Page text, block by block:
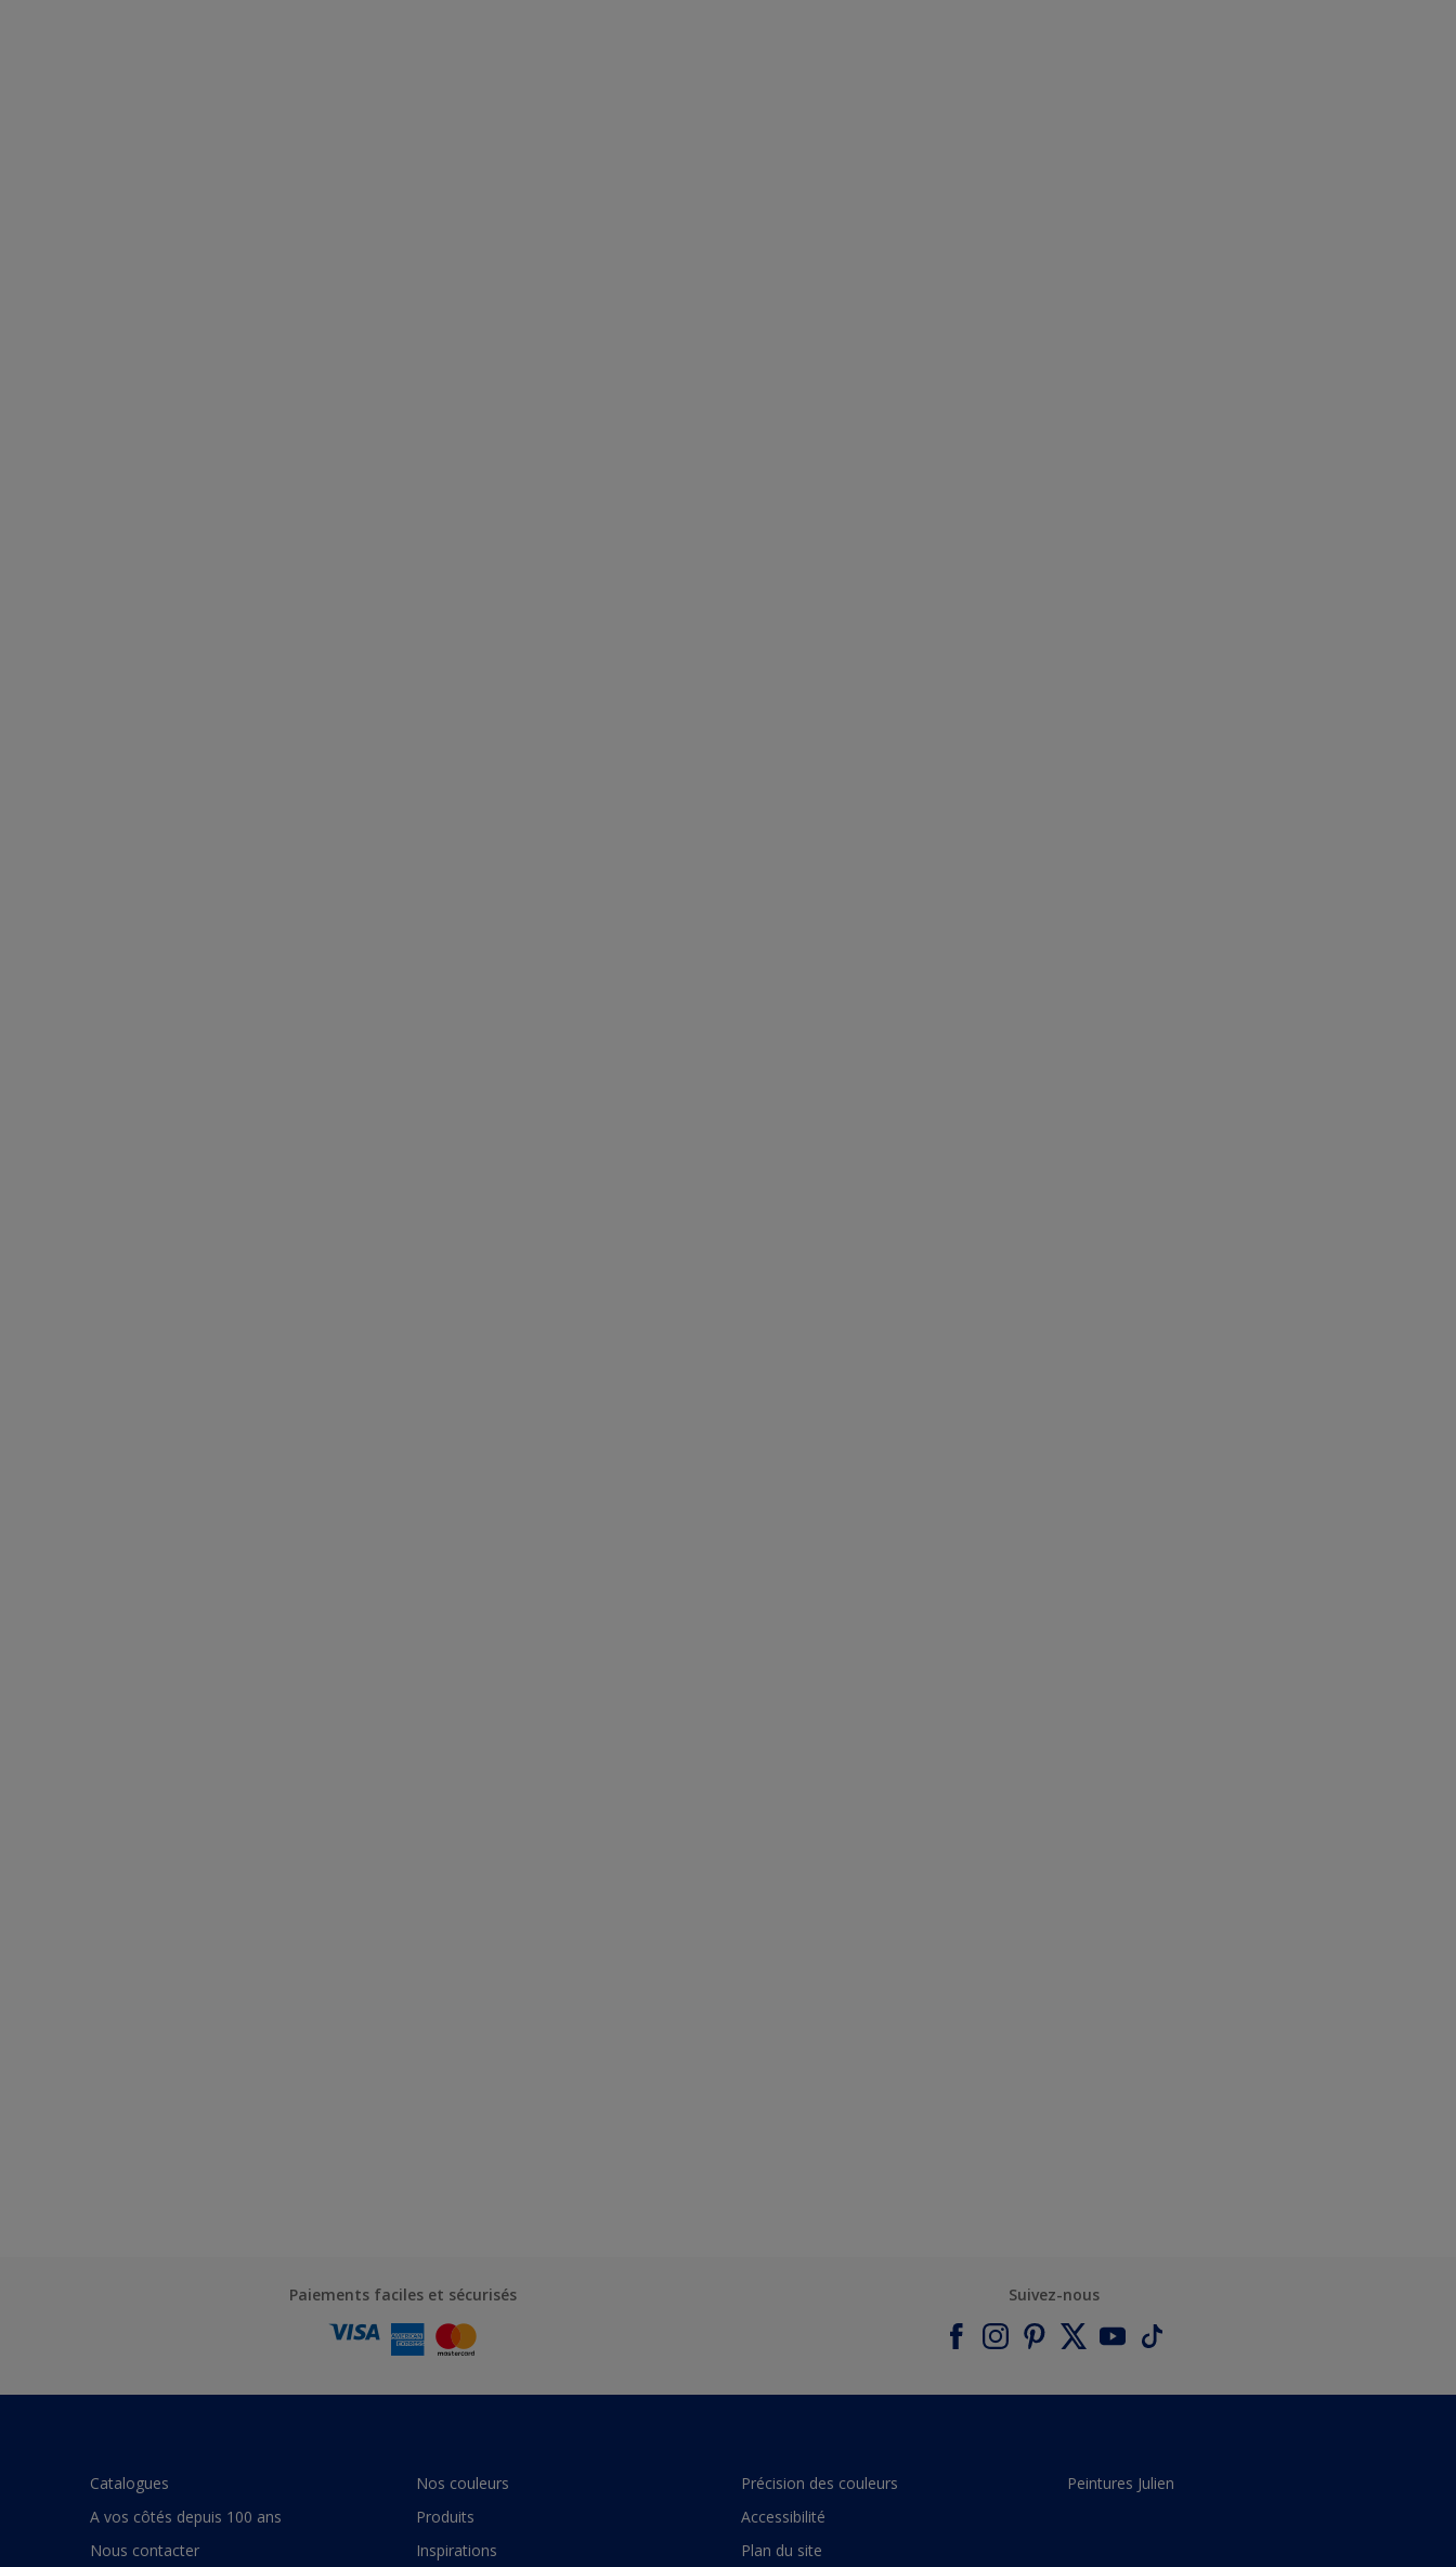
Paiements faciles et sécurisés Suivez-nous
Catalogues
A vos côtés depuis 100 ans
Nous contacter
Nos couleurs
Produits
Inspirations
Précision des couleurs
Accessibilité
Plan du site
Peintures Julien